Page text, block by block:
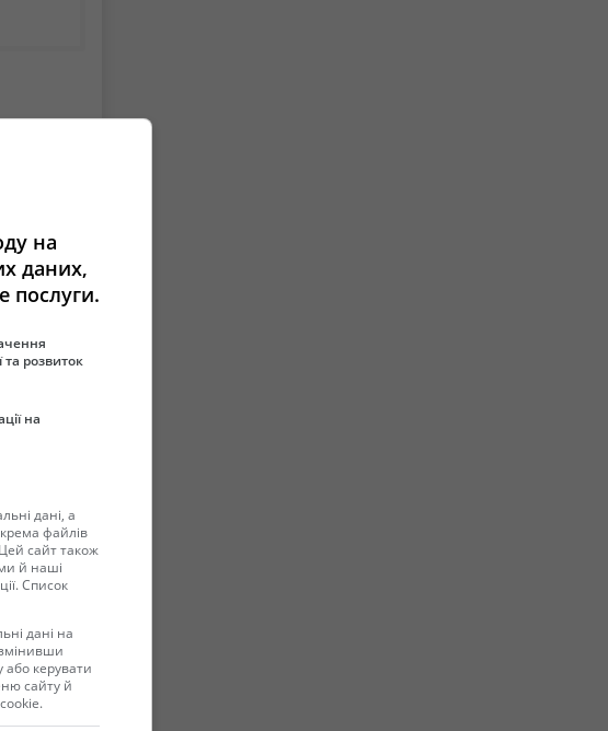
щось до
для
свій
водою
на
даних,
послуги.
та розвиток
на
дані, а
файлів
Цей сайт також
й наші
Список
дані на
керувати
сайту й